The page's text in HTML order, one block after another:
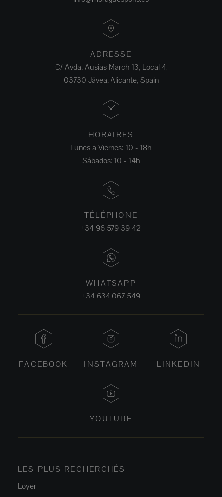
ADRESSE
C/ Avda. Ausias March 13, Local 4,
03730 Jávea, Alicante, Spain
HORAIRES
Lunes a Viernes: 10 - 18h
Sábados: 10 - 14h
TÉLÉPHONE
+34 96 579 39 42
WHATSAPP
+34 634 067 549
FACEBOOK INSTAGRAM LINKEDIN
YOUTUBE
LES PLUS RECHERCHÉS
Loyer